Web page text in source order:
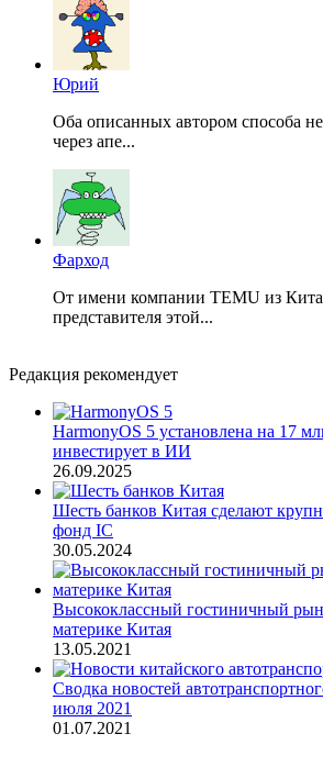
Юрий
Оба описанных автором способа
через апе...
Фарход
От имени компании TEMU из
представителя этой...
Редакция рекомендует
HarmonyOS 5 установлена на 17
инвестирует в ИИ
26.09.2025
Шесть банков Китая сделают
фонд IC
30.05.2024
Высококлассный гостиничный
материке Китая
13.05.2021
Сводка новостей
июля 2021
01.07.2021